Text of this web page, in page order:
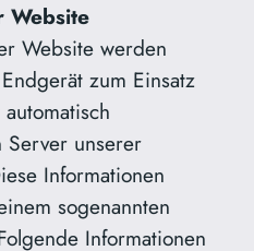
Website
Website werden
zum Einsatz
Server unserer
Informationen
sogenannten
Informationen